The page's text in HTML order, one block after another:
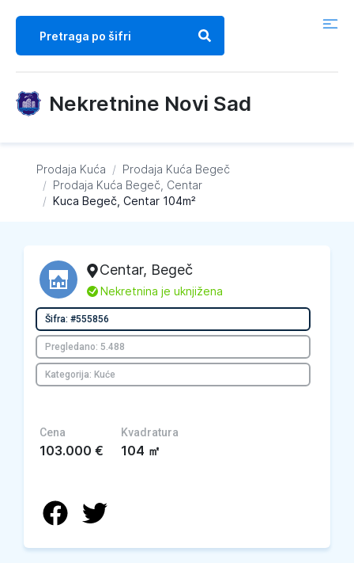
Nekretnine Novi Sad
Prodaja Kuća / Prodaja Kuća Begeč
/ Prodaja Kuća Begeč, Centar
/ Kuca Begeč, Centar 104m²
Centar, Begeč
L Nekretnina je uknjižena
Šifra: #555856
Pregledano: 5.488
Kategorija: Kuće
Cena
103.000 €
Kvadratura
104 ㎡